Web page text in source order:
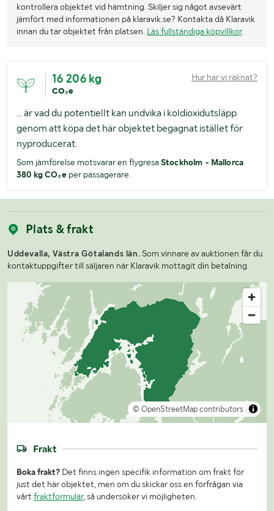
kontrollera objektet vid hämtning. Skiljer sig något avsevärt
jämfört med informationen på klaravik.se? Kontakta då Klaravik
innan du tar objektet från platsen. Läs fullständiga köpvillkor.
16 206 kg
CO₂e
Hur har vi räknat?
... är vad du potentiellt kan undvika i koldioxidutsläpp
genom att köpa det här objektet begagnat istället för
nyproducerat.
Som jämförelse motsvarar en flygresa Stockholm - Mallorca
380 kg CO₂eper passagerare.
Plats & frakt
Uddevalla, Västra Götalands län. Som vinnare av auktionen får du
kontaktuppgifter till säljaren när Klaravik mottagit din betalning.
© OpenStreetMap contributors
Frakt
Boka frakt? Det finns ingen specifik information om frakt för
just det här objektet, men om du skickar oss en förfrågan via
vårt fraktformulär, så undersöker vi möjligheten.